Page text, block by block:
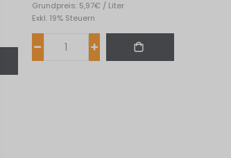
Grundpreis: 5,97€ / Liter
Exkl. 19% Steuern